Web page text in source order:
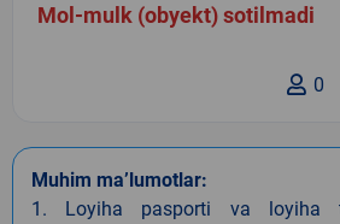
Mol-mulk (obyekt) sotilmadi
0
Muhim ma’lumotlar:
1. Loyiha pasporti va loyiha